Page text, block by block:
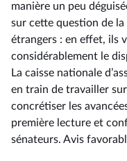
manière un peu
sur cette question de
étrangers : en effet, ils
considérablement le
La caisse nationale
en train de travailler
concrétiser les
première lecture et
sénateurs. Avis